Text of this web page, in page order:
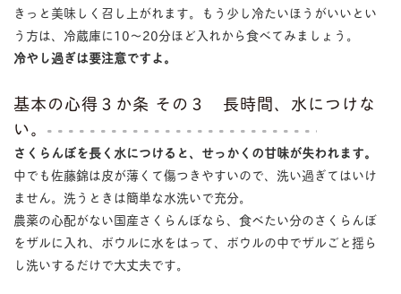
きっと美味しく召し上がれます。もう少し冷たいほうがいいとい
う方は、冷蔵庫に10〜20分ほど入れから食べてみましょう。
冷やし過ぎは要注意ですよ。
基本の心得３か条 その３ 長時間、水につけな
い。
さくらんぼを長く水につけると、せっかくの甘味が失われます。
中でも佐藤錦は皮が薄くて傷つきやすいので、洗い過ぎてはいけ
ません。洗うときは簡単な水洗いで充分。
農薬の心配がない国産さくらんぼなら、食べたい分のさくらんぼ
をザルに入れ、ボウルに水をはって、ボウルの中でザルごと揺ら
し洗いするだけで大丈夫です。